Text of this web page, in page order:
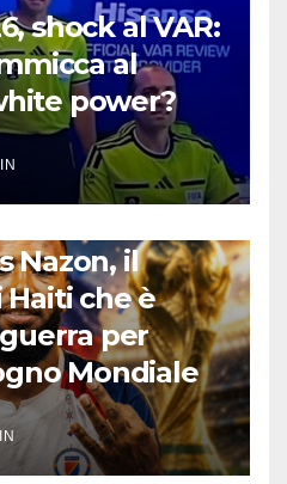
shock al VAR:
al
power?
Nazon, il
che è
per
Mondiale